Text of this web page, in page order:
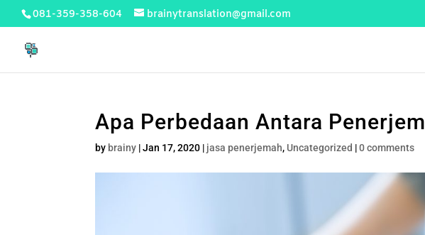
081-359-358-604 brainytranslation@gmail.com
Apa Perbedaan Antara
by brainy |Jan 17, 2020 | jasa penerjemah, Uncategorized |0 comments